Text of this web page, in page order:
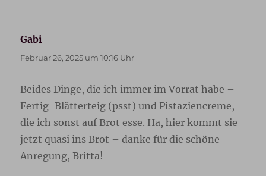
Gabi
Februar 26, 2025 um 10:16 Uhr
Beides Dinge, die ich immer im Vorrat habe –
Fertig-Blätterteig (psst) und Pistaziencreme,
die ich sonst auf Brot esse. Ha, hier kommt sie
jetzt quasi ins Brot – danke für die schöne
Anregung, Britta!